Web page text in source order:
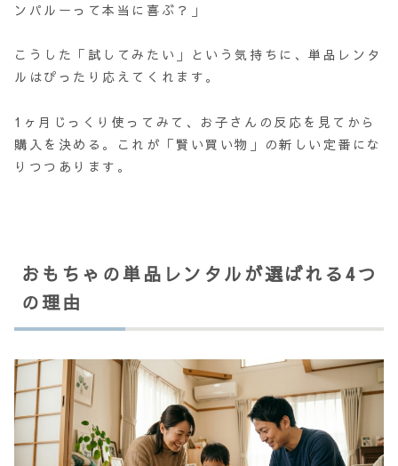
ンパルーって本当に喜ぶ？」
こうした「試してみたい」という気持ちに、単品レンタ
ルはぴったり応えてくれます。
1ヶ月じっくり使ってみて、お子さんの反応を見てから
購入を決める。これが「賢い買い物」の新しい定番にな
りつつあります。
おもちゃの単品レンタルが選ばれる4つ
の理由